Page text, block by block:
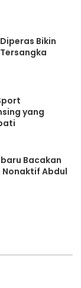
Bikin
yang
Bacakan
Nonaktif Abdul